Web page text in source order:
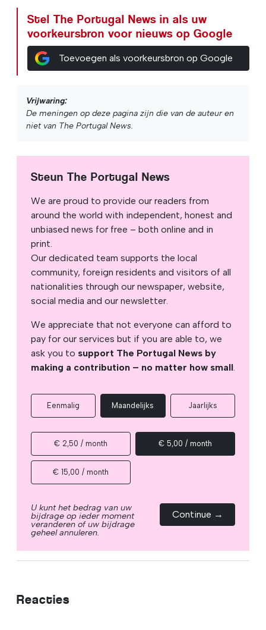
Stel The Portugal News in als uw
voorkeursbron voor nieuws op Google
Toevoegen als voorkeursbron op Google
Vrijwaring:
De meningen op deze pagina zijn die van de auteur en
niet van The Portugal News.
Steun The Portugal News
We are proud to provide our readers from
around the world with independent, honest and
unbiased news for free – both online and in
print.
Our dedicated team supports the local
community, foreign residents and visitors of all
nationalities through our newspaper, website,
social media and our newsletter.
We appreciate that not everyone can afford to
pay for our services but if you are able to, we
ask you to support The Portugal News by
making a contribution – no matter how small.
Eenmalig Maandelijks Jaarlijks
€ 2,50 / month € 5,00 / month
€ 15,00 / month
U kunt het bedrag van uw
bijdrage op ieder moment
veranderen of uw bijdrage
geheel annuleren.
Continue →
Reacties